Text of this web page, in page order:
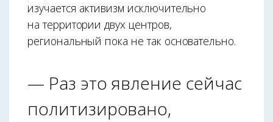
изучается активизм исключительно
на территории двух центров,
региональный пока не так основательно.
— Раз это явление сейчас
политизировано,